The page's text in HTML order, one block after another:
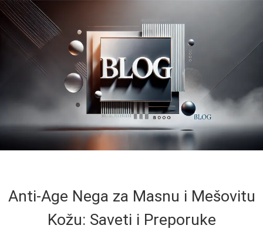
Anti-Age Nega za Masnu i Mešovitu
Kožu: Saveti i Preporuke